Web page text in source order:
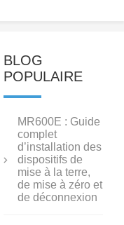
BLOG
POPULAIRE
MR600E : Guide
complet
d’installation des
dispositifs de
mise à la terre,
de mise à zéro et
de déconnexion